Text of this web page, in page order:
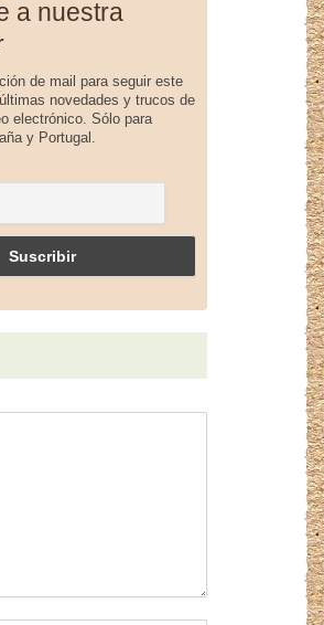
a nuestra
de mail para seguir este
novedades y trucos de
electrónico. Sólo para
y Portugal.